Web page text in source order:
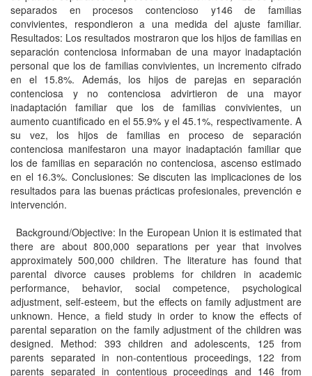
separados en procesos contencioso y146 de familias
convivientes, respondieron a una medida del ajuste familiar.
Resultados: Los resultados mostraron que los hijos de familias en
separación contenciosa informaban de una mayor inadaptación
personal que los de familias convivientes, un incremento cifrado
en el 15.8%. Además, los hijos de parejas en separación
contenciosa y no contenciosa advirtieron de una mayor
inadaptación familiar que los de familias convivientes, un
aumento cuantificado en el 55.9% y el 45.1%, respectivamente. A
su vez, los hijos de familias en proceso de separación
contenciosa manifestaron una mayor inadaptación familiar que
los de familias en separación no contenciosa, ascenso estimado
en el 16.3%. Conclusiones: Se discuten las implicaciones de los
resultados para las buenas prácticas profesionales, prevención e
intervención.
Background/Objective: In the European Union it is estimated that
there are about 800,000 separations per year that involves
approximately 500,000 children. The literature has found that
parental divorce causes problems for children in academic
performance, behavior, social competence, psychological
adjustment, self-esteem, but the effects on family adjustment are
unknown. Hence, a field study in order to know the effects of
parental separation on the family adjustment of the children was
designed. Method: 393 children and adolescents, 125 from
parents separated in non-contentious proceedings, 122 from
parents separated in contentious proceedings and 146 from